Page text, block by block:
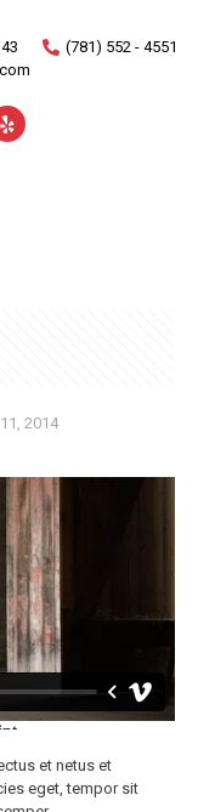
(781) 552 - 4551
2014
et netus et
eget, tempor sit